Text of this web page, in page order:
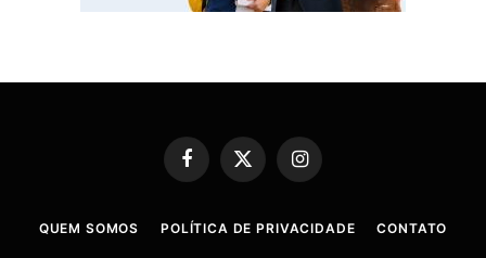
Facebook
X
(Twitter)
Instagram
QUEM SOMOS POLÍTICA DE PRIVACIDADE CONTATO